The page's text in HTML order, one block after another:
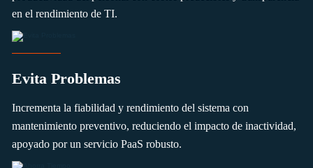
en el rendimiento de TI.
Evita Problemas
Incrementa la fiabilidad y rendimiento del sistema con
mantenimiento preventivo, reduciendo el impacto de inactividad,
apoyado por un servicio PaaS robusto.